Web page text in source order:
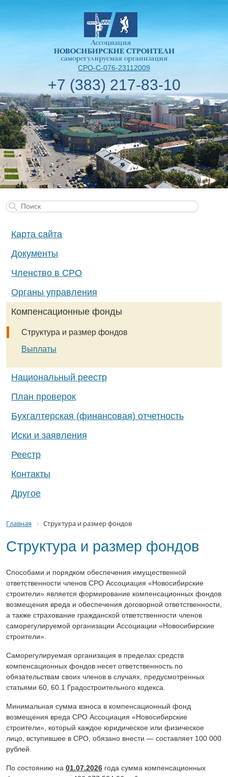
СРО-С-076-23112009
+7 (383) 217-83-10
Карта сайта
Документы
Членство в СРО
Органы управления
Компенсационные фонды
Структура и размер фондов
Выплаты
Национальный реестр
План проверок
Бухгалтерская (финансовая) отчетность
Иски и заявления
Реестр
Контакты
Другое
Главная Структура и размер фондов
Структура и размер фондов
Способами и порядком обеспечения имущественной
ответственности членов СРО Ассоциация «Новосибирские
строители» является формирование компенсационных фондов
возмещения вреда и обеспечения договорной ответственности,
а также страхование гражданской ответственности членов
саморегулируемой организации Ассоциации «Новосибирские
строители».
Саморегулируемая организация в пределах средств
компенсационных фондов несет ответственность по
обязательствам своих членов в случаях, предусмотренных
статьями 60, 60.1 Градостроительного кодекса.
Минимальная сумма взноса в компенсационный фонд
возмещения вреда СРО Ассоциация «Новосибирские
строители», который каждое юридическое или физическое
лицо, вступившее в СРО, обязано внести — составляет 100 000
рублей.
По состоянию на 01.07.2026 года сумма компенсационных